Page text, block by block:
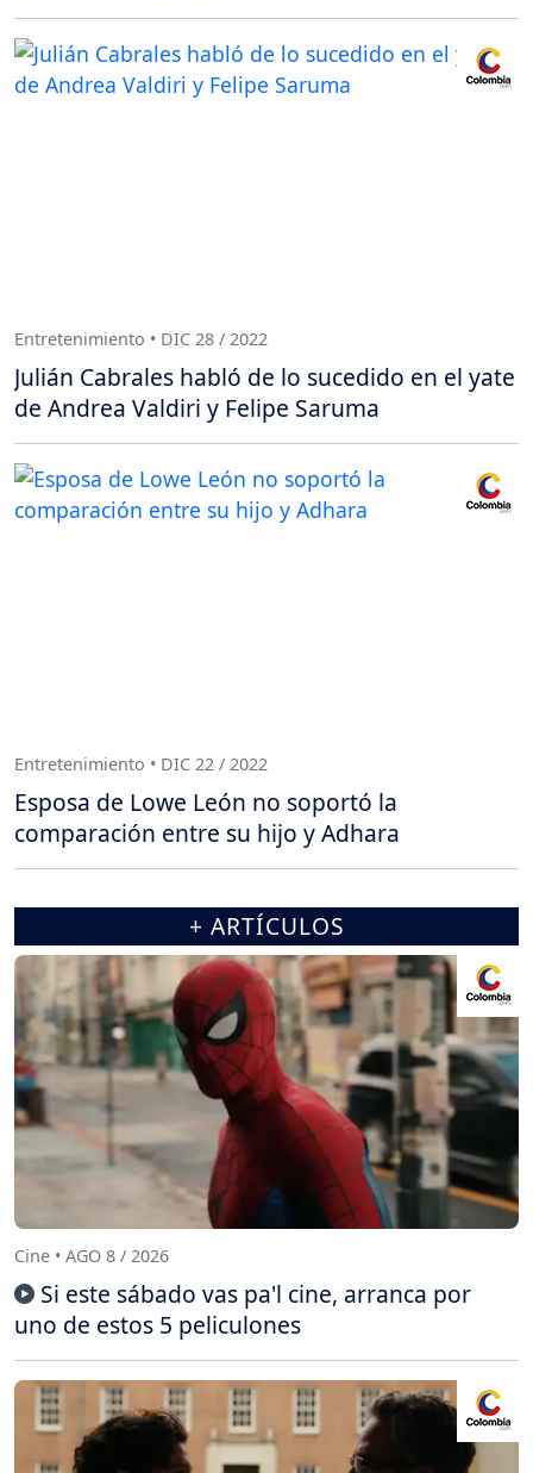
Entretenimiento • DIC 28 / 2022
Julián Cabrales habló de lo sucedido en el yate
de Andrea Valdiri y Felipe Saruma
Entretenimiento • DIC 22 / 2022
Esposa de Lowe León no soportó la
comparación entre su hijo y Adhara
+ ARTÍCULOS
Cine • AGO 8 / 2026
Si este sábado vas pa'l cine, arranca por
uno de estos 5 peliculones